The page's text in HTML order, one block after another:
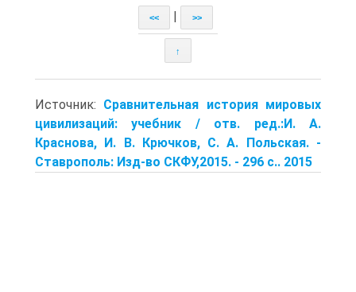
<< >>
↑
Источник: Сравнительная история мировых
цивилизаций: учебник / отв. ред.:И. А.
Краснова, И. В. Крючков, С. А. Польская. -
Ставрополь: Изд-во СКФУ,2015. - 296 с.. 2015